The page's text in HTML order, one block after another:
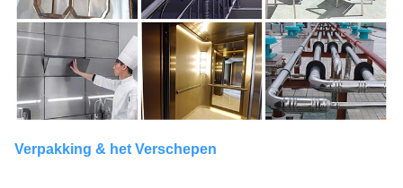
Verpakking & het Verschepen